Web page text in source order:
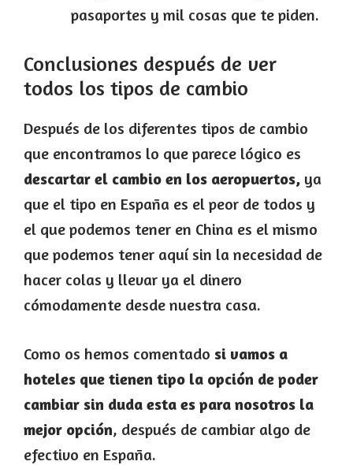
pasaportes y mil cosas que te piden.
Conclusiones después de ver
todos los tipos de cambio
Después de los diferentes tipos de cambio
que encontramos lo que parece lógico es
descartar el cambio en los aeropuertos, ya
que el tipo en España es el peor de todos y
el que podemos tener en China es el mismo
que podemos tener aquí sin la necesidad de
hacer colas y llevar ya el dinero
cómodamente desde nuestra casa.
Como os hemos comentado si vamos a
hoteles que tienen tipo la opción de poder
cambiar sin duda esta es para nosotros la
mejor opción, después de cambiar algo de
efectivo en España.